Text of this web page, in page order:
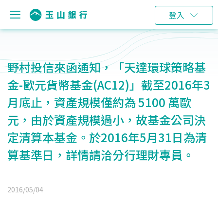
登入
野村投信來函通知，「天達環球策略基
金-歐元貨幣基金(AC12)」截至2016年3
月底止，資產規模僅約為 5100 萬歐
元，由於資產規模過小，故基金公司決
定清算本基金。於2016年5月31日為清
算基準日，詳情請洽分行理財專員。
2016/05/04